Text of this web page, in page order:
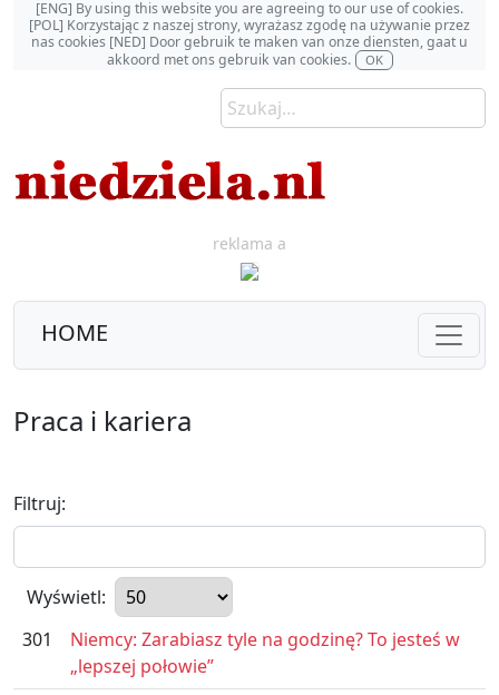
[ENG] By using this website you are agreeing to our use of cookies.
[POL] Korzystając z naszej strony, wyrażasz zgodę na używanie przez
nas cookies [NED] Door gebruik te maken van onze diensten, gaat u
akkoord met ons gebruik van cookies.
OK
reklama a
HOME
Praca i kariera
Filtruj:
Wyświetl:
301
Niemcy: Zarabiasz tyle na godzinę? To jesteś w
„lepszej połowie”